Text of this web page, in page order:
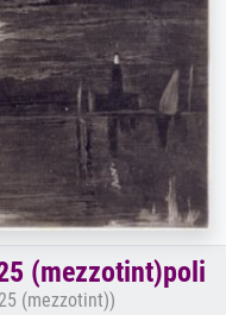
(mezzotint)poli
(mezzotint))